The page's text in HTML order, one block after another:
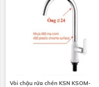
Vòi chậu rửa chén KSN KSOM-